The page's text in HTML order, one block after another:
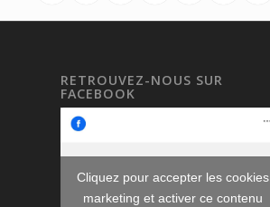
RETROUVEZ-NOUS SUR
FACEBOOK
Cliquez pour accepter les cookies
marketing et activer ce contenu